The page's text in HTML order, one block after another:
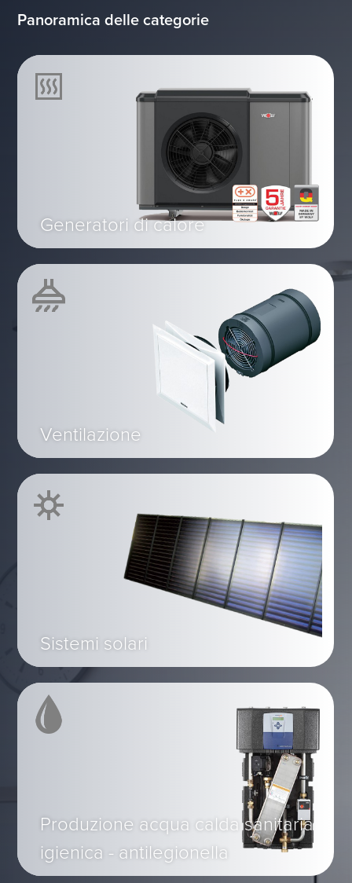
Panoramica delle categorie
Generatori di calore
Ventilazione
Sistemi solari
Produzione acqua calda sanitaria
igienica - antilegionella